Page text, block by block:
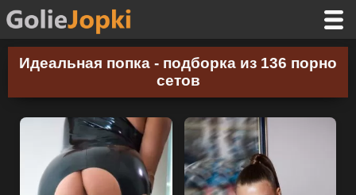
Идеальная попка - подборка из 136 порно
сетов